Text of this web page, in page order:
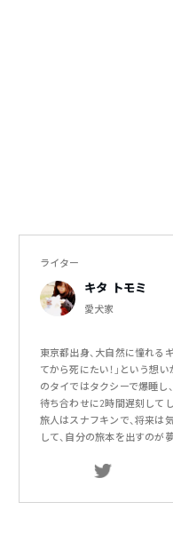
ライター
キタ トモミ
愛犬家
東京都出身、大自然に憧れる
てから死にたい！」という想
のタイではタクシーで爆睡し
待ち合わせに2時間遅刻して
旅人はスナフキンで、将来は
して、自分の旅本を出すのが夢